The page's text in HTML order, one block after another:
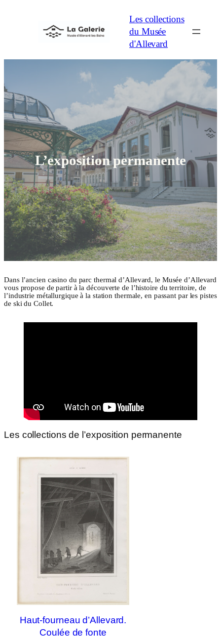
Les collections
du Musée
d'Allevard
L’exposition permanente
Dans l’ancien casino du parc thermal d’Allevard, le Musée d’Allevard
vous propose de partir à la découverte de l’histoire du territoire, de
l’industrie métallurgique à la station thermale, en passant par les pistes
de ski du Collet.
Les collections de l’exposition permanente
Haut-fourneau d’Allevard.
Coulée de fonte